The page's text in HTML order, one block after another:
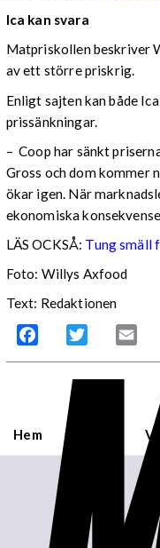
Ica kan svara
Matpriskollen beskriver
av ett större priskrig.
Enligt sajten kan både
prissänkningar.
– Coop har sänkt
Gross och dom
ökar igen. När
ekonomiska
LÄS OCKSÅ: Tung smäll
Foto: Willys Axfood
Text: Redaktionen
Facebook Twitter
Hem